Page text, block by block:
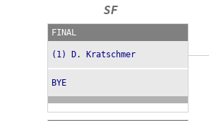
SF
FINAL
(1) D. Kratschmer
BYE